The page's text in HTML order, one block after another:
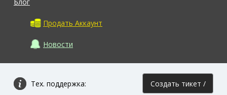
Продать Аккаунт
Новости
Тех. поддержка:
Создать тикет /